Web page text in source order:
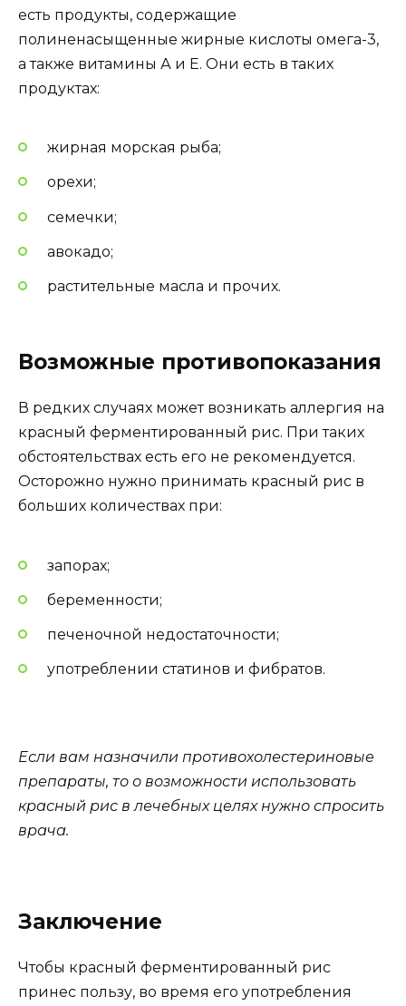
есть продукты, содержащие
полиненасыщенные жирные кислоты омега-3,
а также витамины А и Е. Они есть в таких
продуктах:
жирная морская рыба;
орехи;
семечки;
авокадо;
растительные масла и прочих.
Возможные противопоказания
В редких случаях может возникать аллергия на
красный ферментированный рис. При таких
обстоятельствах есть его не рекомендуется.
Осторожно нужно принимать красный рис в
больших количествах при:
запорах;
беременности;
печеночной недостаточности;
употреблении статинов и фибратов.
Если вам назначили противохолестериновые
препараты, то о возможности использовать
красный рис в лечебных целях нужно спросить
врача.
Заключение
Чтобы красный ферментированный рис
принес пользу, во время его употребления